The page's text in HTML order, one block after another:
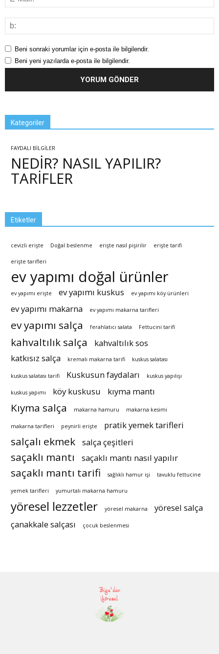
Beni sonraki yorumlar için e-posta ile bilgilendir.
Beni yeni yazılarda e-posta ile bilgilendir.
Kategoriler
FAYDALI BİLGİLER
NEDİR? NASIL YAPILIR?
TARİFLER
Etiketler
cevizli erişte Doğal beslenme erişte nasıl pişirilir erişte tarifi
erişte tarifleri
ev yapımı doğal ürünler
ev yapımı erişte ev yapımı kuskus ev yapımı köy ürünleri
ev yapımı makarna ev yapımı makarna tarifleri
ev yapımı salça ferahlatıcı salata Fettucini tarifi
kahvaltılık salça
kahvaltılık sos
katkısız salça
kremalı makarna tarifi kuskus salatası
kuskus salatası tarifi Kuskusun faydaları kuskus yapılışı
kuskus yapımı köy kuskusu kıyma mantı
Kıyma salça makarna hamuru makarna kesimi
makarna tarifleri peynirli erişte pratik yemek tarifleri
salçalı ekmek salça çeşitleri
saçaklı mantı saçaklı mantı nasıl yapılır
saçaklı mantı tarifi sağlıklı hamur işi tavuklu fettucine
yemek tarifleri yumurtalı makarna hamuru
yöresel lezzetler yöresel makarna
yöresel salça
çanakkale salçası
çocuk beslenmesi